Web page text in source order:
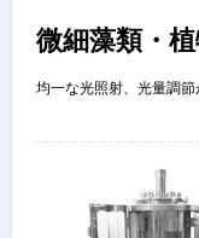
微細藻類・
均一な光照射、光量調節